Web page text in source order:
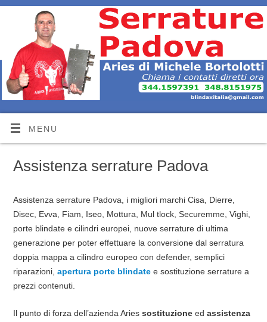
MENU
Assistenza serrature Padova
Assistenza serrature Padova, i migliori marchi Cisa, Dierre,
Disec, Evva, Fiam, Iseo, Mottura, Mul tlock, Securemme, Vighi,
porte blindate e cilindri europei, nuove serrature di ultima
generazione per poter effettuare la conversione dal serratura
doppia mappa a cilindro europeo con defender, semplici
riparazioni, apertura porte blindatee sostituzione serrature a
prezzi contenuti.
Il punto di forza dell’azienda Aries sostituzioneed assistenza